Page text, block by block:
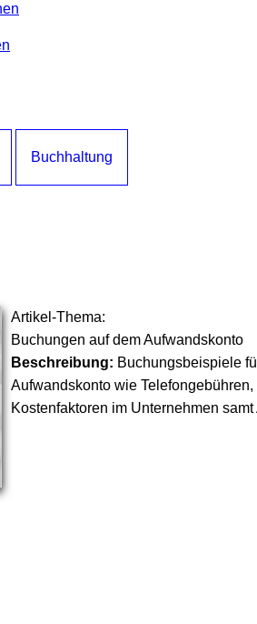
Buchhaltung
Artikel-Thema:
Buchungen auf dem Aufwandskonto
Beschreibung: Buchungsbeispiele
Aufwandskonto wie
Kostenfaktoren im Unternehmen